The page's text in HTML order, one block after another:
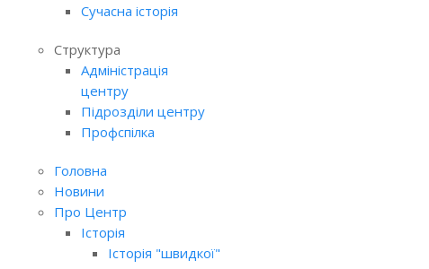
Сучасна історія
Структура
Адміністрація
центру
Підрозділи центру
Профспілка
Головна
Новини
Про Центр
Історія
Історія "швидкої"